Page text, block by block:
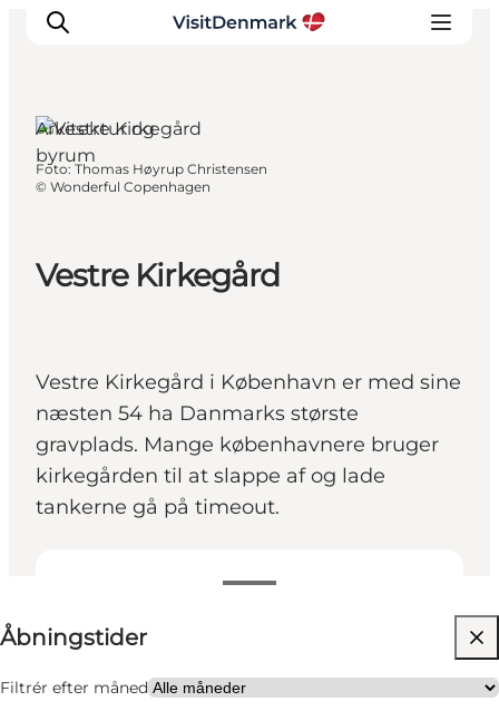
Inspiration
Overnatning
Vestre Kirkegård
Vestre Kirkegård i København er med sine
næsten 54 ha Danmarks største
gravplads. Mange københavnere bruger
kirkegården til at slappe af og lade
tankerne gå på timeout.
Åbningstider
Filtrér efter måned
Besøg hjemmeside
Arkitektur og
byrum
Foto: Thomas Høyrup Christensen
© Wonderful Copenhagen